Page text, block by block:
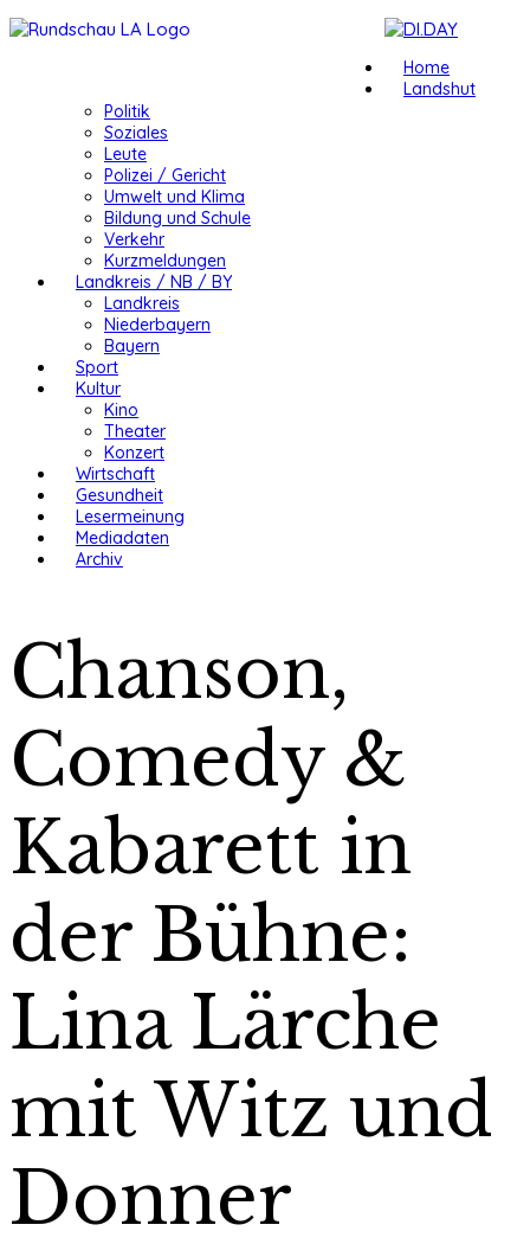
Home
Landshut
Politik
Soziales
Leute
Polizei / Gericht
Umwelt und Klima
Bildung und Schule
Verkehr
Kurzmeldungen
Landkreis / NB / BY
Landkreis
Niederbayern
Bayern
Sport
Kultur
Kino
Theater
Konzert
Wirtschaft
Gesundheit
Lesermeinung
Mediadaten
Archiv
Chanson,
Comedy &
Kabarett in
der Bühne:
Lina Lärche
mit Witz und
Donner